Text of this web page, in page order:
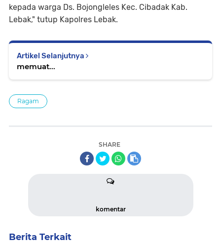
kepada warga Ds. Bojongleles Kec. Cibadak Kab.
Lebak," tutup Kapolres Lebak.
Artikel Selanjutnya
memuat...
Ragam
SHARE
komentar
Berita Terkait